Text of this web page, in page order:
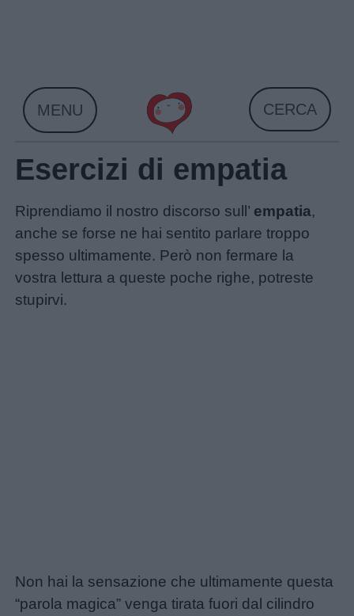
MENU CERCA
Esercizi di empatia
Riprendiamo il nostro discorso sull’ empatia,
anche se forse ne hai sentito parlare troppo
spesso ultimamente. Però non fermare la
vostra lettura a queste poche righe, potreste
stupirvi.
Non hai la sensazione che ultimamente questa
“parola magica” venga tirata fuori dal cilindro